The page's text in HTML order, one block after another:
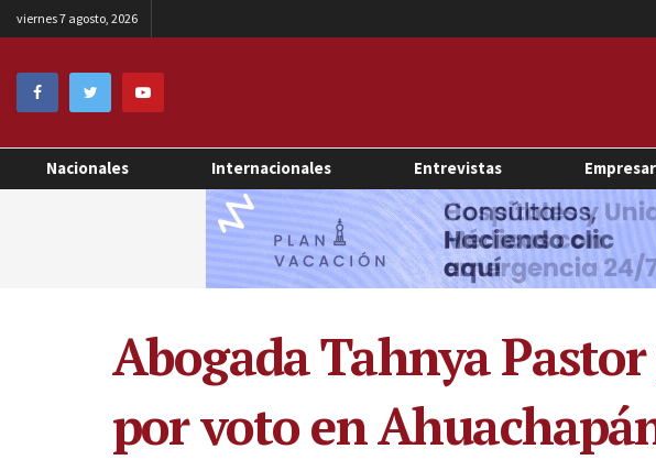
viernes 7 agosto, 2026
Nacionales Internacionales Entrevistas
Abogada Tahnya
por voto en